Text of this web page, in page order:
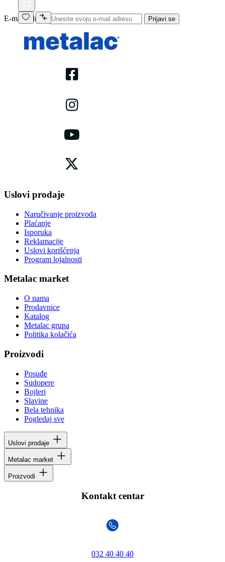
E-mail adresa Prijavi se
Uslovi prodaje
Naručivanje proizvoda
Plaćanje
Isporuka
Reklamacije
Uslovi korišćenja
Program lojalnosti
Metalac market
O nama
Prodavnice
Katalog
Metalac grupa
Politika kolačića
Proizvodi
Posuđe
Sudopere
Bojleri
Slavine
Bela tehnika
Pogledaj sve
Uslovi prodaje
Metalac market
Proizvodi
Kontakt centar
032 40 40 40